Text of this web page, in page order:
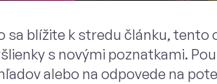
sa blížite k stredu článku,
s novými poznatkami.
alebo na odpovede na